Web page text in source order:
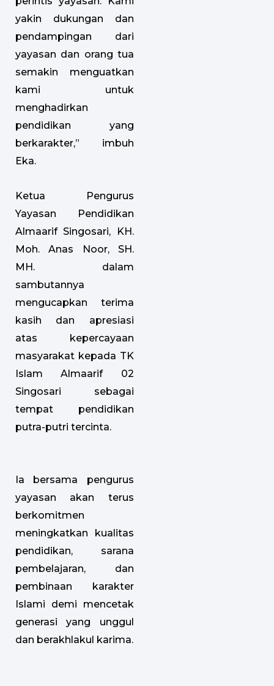
yakin dukungan dan
pendampingan dari
yayasan dan orang tua
semakin menguatkan
kami untuk
menghadirkan
pendidikan yang
berkarakter,” imbuh
Eka.
Ketua Pengurus
Yayasan Pendidikan
Almaarif Singosari, KH.
Moh. Anas Noor, SH.
MH. dalam
sambutannya
mengucapkan terima
kasih dan apresiasi
atas kepercayaan
masyarakat kepada TK
Islam Almaarif 02
Singosari sebagai
tempat pendidikan
putra-putri tercinta.
Ia bersama pengurus
yayasan akan terus
berkomitmen
meningkatkan kualitas
pendidikan, sarana
pembelajaran, dan
pembinaan karakter
Islami demi mencetak
generasi yang unggul
dan berakhlakul karima.